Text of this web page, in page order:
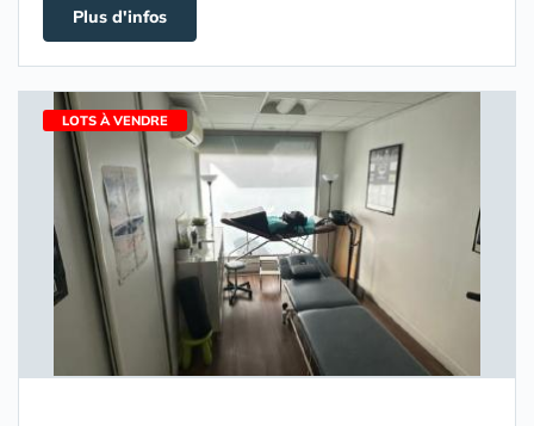
Plus d'infos
LOTS À VENDRE